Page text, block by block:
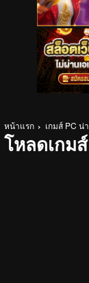
หน้าแรก เกมส์ PC น่
โหลดเกม